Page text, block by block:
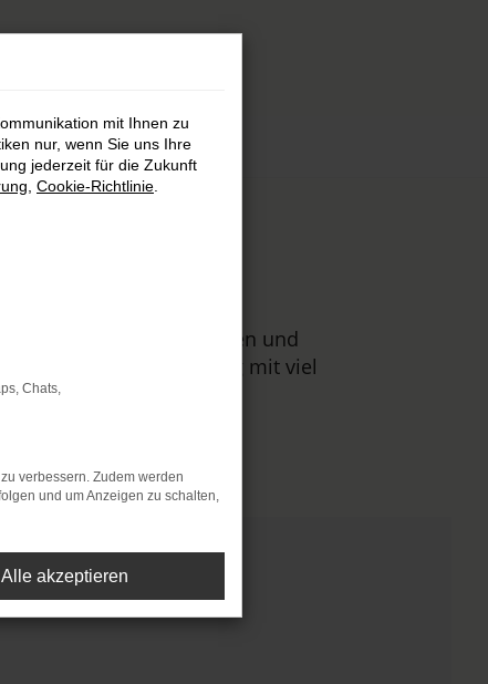
für Tageszulassungen und
erstklassige Beratung mit viel
mit Ihnen zu
nur, wenn Sie uns Ihre
jederzeit für die Zukunft
Cookie-Richtlinie
Chats,
verbessern. Zudem werden
und um Anzeigen zu schalten,
Alle akzeptieren